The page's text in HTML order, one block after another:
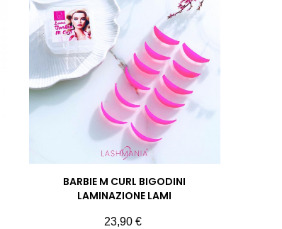
BARBIE M CURL BIGODINI
LAMINAZIONE LAMI
Prezzo
23,90 €